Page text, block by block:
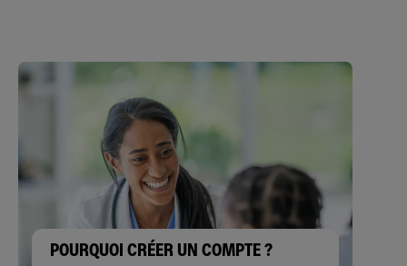
POURQUOI CRÉER UN COMPTE ?